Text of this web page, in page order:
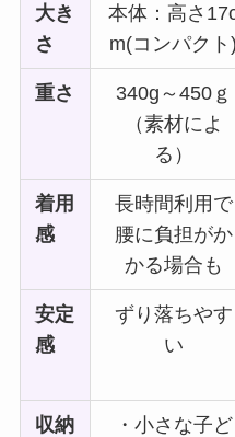
大き
さ
本体：高さ
m(コンパクト)
重さ
340g～450ｇ
（素材によ
る）
着用
感
長時間利用で
腰に負担がか
かる場合も
安定
感
ずり落ちやす
い
収納
・小さな子ど